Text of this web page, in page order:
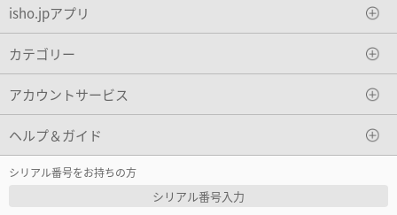
isho.jpアプリ
カテゴリー
アカウントサービス
ヘルプ＆ガイド
シリアル番号をお持ちの方
シリアル番号入力